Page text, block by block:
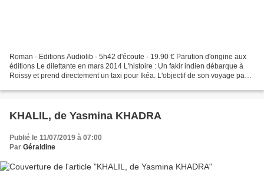
Roman - Editions Audiolib - 5h42 d'écoute - 19.90 € Parution d'origine aux
éditions Le dilettante en mars 2014 L'histoire : Un fakir indien débarque à
Roissy et prend directement un taxi pour Ikéa. L'objectif de son voyage payé
KHALIL, de Yasmina KHADRA
Publié le 11/07/2019 à 07:00
Par Géraldine